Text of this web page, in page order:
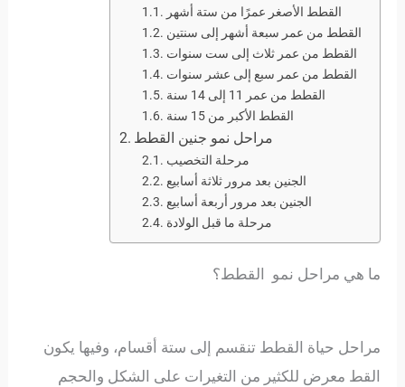
القطط الأصغر عمرًا من ستة أشهر
القطط من عمر سبعة أشهر إلى سنتين
القطط من عمر ثلاث إلى ست سنوات
القطط من عمر سبع إلى عشر سنوات
القطط من عمر 11 إلى 14 سنة
القطط الأكبر من 15 سنة
مراحل نمو جنين القطط
مرحلة التخصيب
الجنين بعد مرور ثلاثة أسابيع
الجنين بعد مرور أربعة أسابيع
مرحلة ما قبل الولادة
ما هي مراحل نمو القطط؟
مراحل حياة القطط تنقسم إلى ستة أقسام، وفيها يكون
القط معرض للكثير من التغيرات على الشكل والحجم